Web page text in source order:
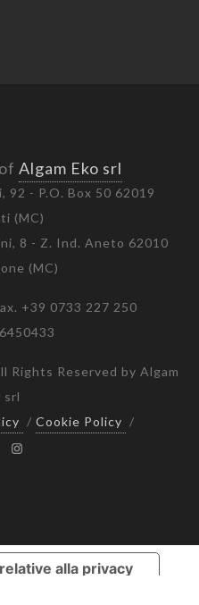
Algam Eko srl
92 - P.O. Box 50 62019
(MC)
8 - Z. Ind. Aneto 62010
(MC)
+39 0733 227 250
Reserved by Algam
srl
/ Cookie Policy /
alla privacy